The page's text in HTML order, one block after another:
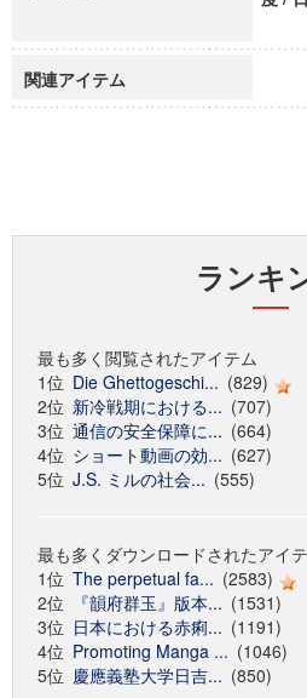
関連アイテム
ランキ
最も多く閲覧されたアイテム
1位 Die Ghettogeschi... (829)
2位 新冷戦期における... (707)
3位 通信の安全保障に... (664)
4位 ショート動画の効... (627)
5位 J.S. ミルの社会... (555)
最も多くダウンロードされたアイ
1位 The perpetual fa... (2583)
2位
『韻府群玉』版本... (1531)
3位 日本における赤痢... (1191)
4位 Promoting Manga ... (1046)
5位 慶應義塾大学日吉... (850)